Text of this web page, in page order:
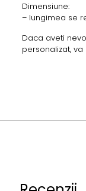
Dimensiune:
– lungimea se
Daca aveti
personalizat,